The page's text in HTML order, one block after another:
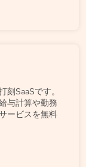
SaaSです。
与計算や勤務
ービスを無料